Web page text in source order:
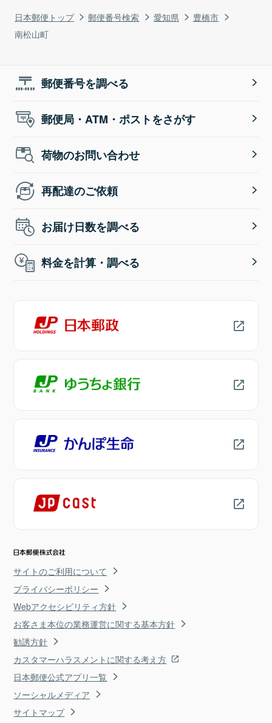
日本郵便トップ 郵便番号検索 愛知県
豊橋市
南松山町
郵便番号を調べる
郵便局・ATM・ポストをさがす
荷物のお問い合わせ
再配達のご依頼
お届け日数を調べる
料金を計算・調べる
サイトのご利用について
プライバシーポリシー
Webアクセシビリティ方針
お客さま本位の業務運営に関する基本方針
勧誘方針
カスタマーハラスメントに関する考え方
日本郵便公式アプリ一覧
ソーシャルメディア
サイトマップ